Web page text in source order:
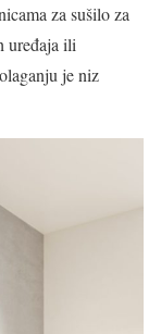
za sušilo za
uređaja ili
je niz